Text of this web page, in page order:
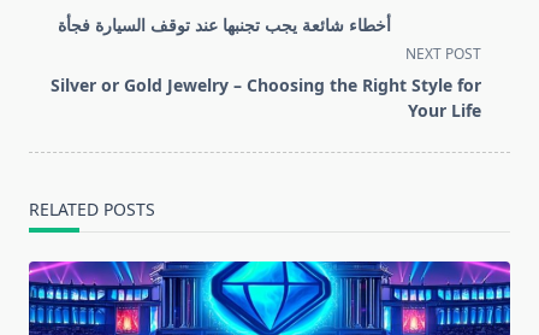
class="nav-
screen-
أخطاء شائعة يجب تجنبها عند توقف السيارة فجأة
NEXT POST
Silver or Gold Jewelry – Choosing the Right Style for
Your Life
RELATED POSTS